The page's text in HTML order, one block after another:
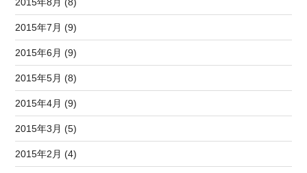
2015年8月 (8)
2015年7月 (9)
2015年6月 (9)
2015年5月 (8)
2015年4月 (9)
2015年3月 (5)
2015年2月 (4)